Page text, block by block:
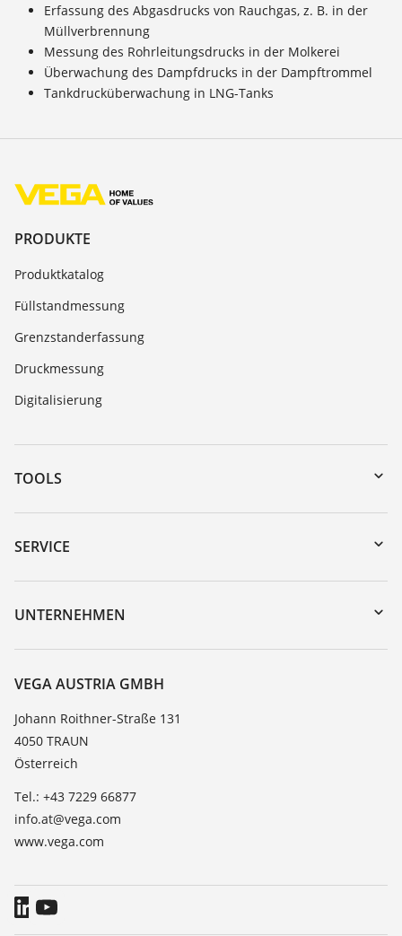
Erfassung des Abgasdrucks von Rauchgas, z. B. in der
Müllverbrennung
Messung des Rohrleitungsdrucks in der Molkerei
Überwachung des Dampfdrucks in der Dampftrommel
Tankdrucküberwachung in LNG-Tanks
PRODUKTE
Produktkatalog
Füllstandmessung
Grenzstanderfassung
Druckmessung
Digitalisierung
TOOLS
Download-Center
Gerätesuche (Seriennummer)
DTM Collection/PACTware
SERVICE
Geräterücksendung
Trainings
Beständigkeitsliste
TeamViewer
UNTERNEHMEN
Karriere
Über VEGA
Kontakt
News
Presse
Blog
VEGA AUSTRIA GMBH
Johann Roithner-Straße 131
4050 TRAUN
Österreich
Tel.: +43 7229 66877
info.at@vega.com
www.vega.com